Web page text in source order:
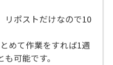
リポストだけなので10
めて作業をすれば1週
可能です。